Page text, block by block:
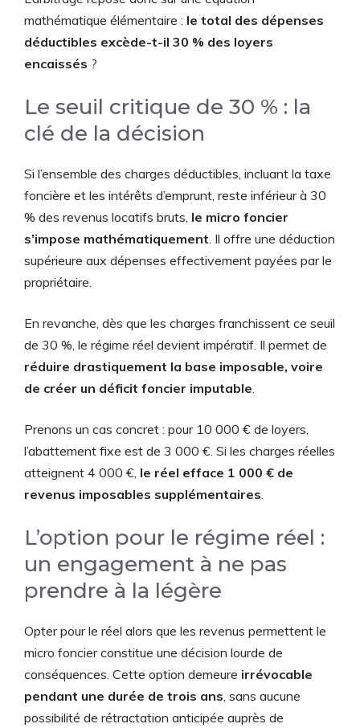
mathématique élémentaire : le total des dépenses
déductibles excède-t-il 30 % des loyers
encaissés ?
Le seuil critique de 30 % : la
clé de la décision
Si l’ensemble des charges déductibles, incluant la taxe
foncière et les intérêts d’emprunt, reste inférieur à 30
% des revenus locatifs bruts, le micro foncier
s’impose mathématiquement. Il offre une déduction
supérieure aux dépenses effectivement payées par le
propriétaire.
En revanche, dès que les charges franchissent ce seuil
de 30 %, le régime réel devient impératif. Il permet de
réduire drastiquement la base imposable, voire
de créer un déficit foncier imputable.
Prenons un cas concret : pour 10 000 € de loyers,
l’abattement fixe est de 3 000 €. Si les charges réelles
atteignent 4 000 €, le réel efface 1 000 € de
revenus imposables supplémentaires.
L’option pour le régime réel :
un engagement à ne pas
prendre à la légère
Opter pour le réel alors que les revenus permettent le
micro foncier constitue une décision lourde de
conséquences. Cette option demeure irrévocable
pendant une durée de trois ans, sans aucune
possibilité de rétractation anticipée auprès de